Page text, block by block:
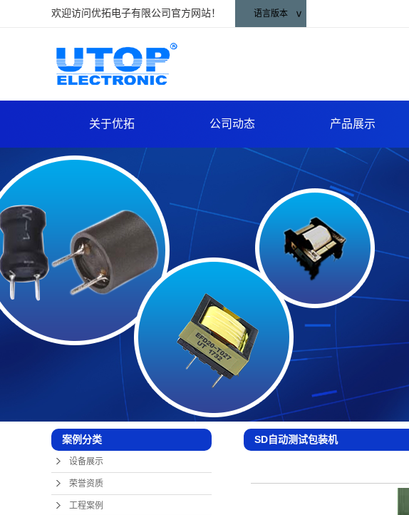
欢迎访问优拓电子有限公司官方网站！ 语言版本
关于优拓
企业概述
公司证书
合作伙伴
公司动态
新产品发布
行业动态
产品展示
小尺寸热压一次成型
一体成型电感
功率电感
EMI滤波器
高频变压器
案例分类
设备展示
荣誉资质
工程案例
SD自动测试包装机